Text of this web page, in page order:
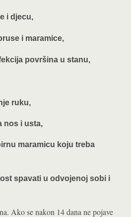
i djecu,
i maramice,
površina u stanu,
ruku,
nos i usta,
maramicu koju treba
spavati u odvojenoj sobi i
Ako se nakon 14 dana ne pojave